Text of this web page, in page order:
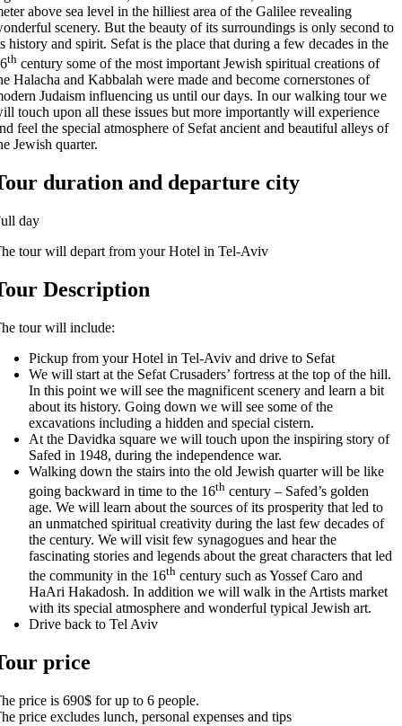
meter above sea level in the hilliest area of the Galilee revealing
wonderful scenery. But the beauty of its surroundings is only second to
its history and spirit. Sefat is the place that during a few decades in the
16thcentury some of the most important Jewish spiritual creations of
the Halacha and Kabbalah were made and become cornerstones of
modern Judaism influencing us until our days. In our walking tour we
will touch upon all these issues but more importantly will experience
and feel the special atmosphere of Sefat ancient and beautiful alleys of
the Jewish quarter.
Tour duration and departure city
Full day
The tour will depart from your Hotel in Tel-Aviv
Tour Description
The tour will include:
Pickup from your Hotel in Tel-Aviv and drive to Sefat
We will start at the Sefat Crusaders’ fortress at the top of the hill.
In this point we will see the magnificent scenery and learn a bit
about its history. Going down we will see some of the
excavations including a hidden and special cistern.
At the Davidka square we will touch upon the inspiring story of
Safed in 1948, during the independence war.
Walking down the stairs into the old Jewish quarter will be like
going backward in time to the 16thcentury – Safed’s golden
age. We will learn about the sources of its prosperity that led to
an unmatched spiritual creativity during the last few decades of
the century. We will visit few synagogues and hear the
fascinating stories and legends about the great characters that led
the community in the 16thcentury such as Yossef Caro and
HaAri Hakadosh. In addition we will walk in the Artists market
with its special atmosphere and wonderful typical Jewish art.
Drive back to Tel Aviv
Tour price
The price is 690$ for up to 6 people.
The price excludes lunch, personal expenses and tips